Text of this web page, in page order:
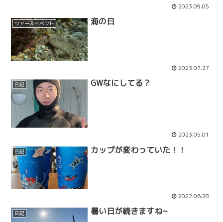
2023.09.05
ツアー＆イベント 海の日
2023.07.27
日記 GWなにしてる？
2023.05.01
日記 カップが変わっていた！！
2022.06.28
日記 暑い日が続きますね~